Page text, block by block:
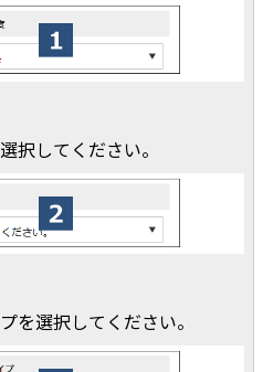
択してください。
を選択してください。